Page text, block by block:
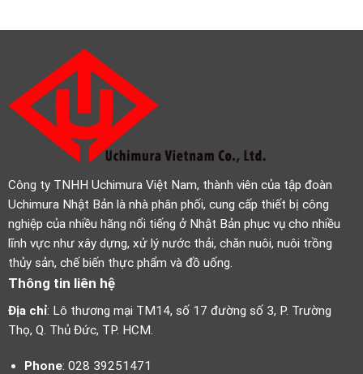
Công ty TNHH Uchimura Việt Nam, thành viên của tập đoàn
Uchimura Nhật Bản là nhà phân phối, cung cấp thiết bị công
nghiệp của nhiều hãng nổi tiếng ở Nhật Bản phục vụ cho nhiều
lĩnh vực như xây dựng, xử lý nước thải, chăn nuôi, nuôi trồng
thủy sản, chế biến thực phẩm và đồ uống.
Thông tin liên hệ
Địa chỉ: Lô thương mại TM14, số 17 đường số 3, P. Trường
Thọ, Q. Thủ Đức, TP. HCM.
Phone: 028 39251471